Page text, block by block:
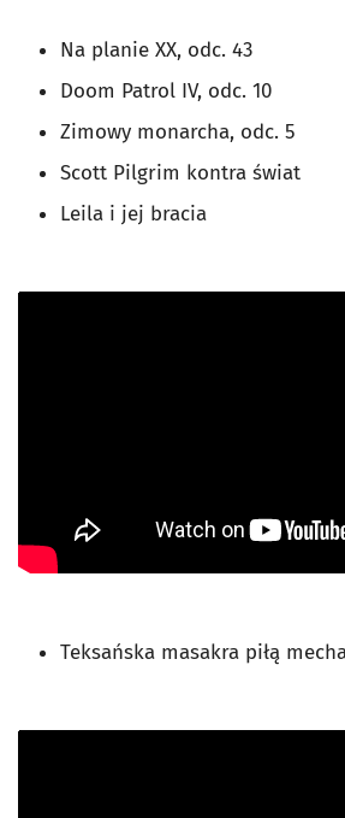
Na planie XX, odc. 43
Doom Patrol IV, odc. 10
Zimowy monarcha, odc. 5
Scott Pilgrim kontra świat
Leila i jej bracia
Teksańska masakra piłą